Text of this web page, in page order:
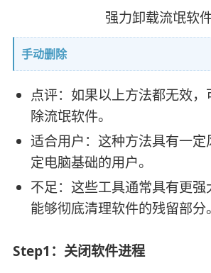
强力卸载流氓软
手动删除
点评：如果以上方法都无效
除流氓软件。
适合用户：这种方法具有一
定电脑基础的用户。
不足：这些工具通常具有更强
能够彻底清理软件的残留部分。
Step1：‌关闭软件进程‌